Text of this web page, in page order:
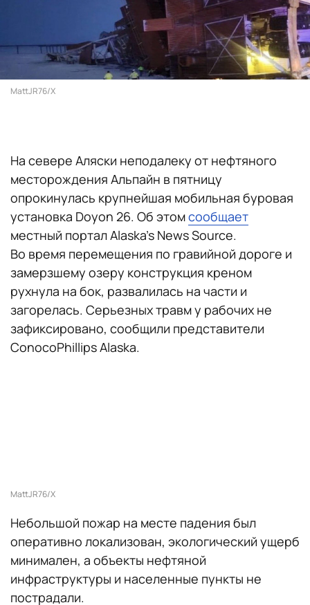
MattJR76/X
На севере Аляски неподалеку от нефтяного
месторождения Альпайн в пятницу
опрокинулась крупнейшая мобильная буровая
установка Doyon 26. Об этомсообщает
местный портал Alaska's News Source.
Во время перемещения по гравийной дороге и
замерзшему озеру конструкция креном
рухнула на бок, развалилась на части и
загорелась. Серьезных травм у рабочих не
зафиксировано, сообщили представители
ConocoPhillips Alaska.
MattJR76/X
Небольшой пожар на месте падения был
оперативно локализован, экологический ущерб
минимален, а объекты нефтяной
инфраструктуры и населенные пункты не
пострадали.